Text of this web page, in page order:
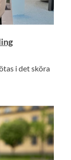
i det sköra